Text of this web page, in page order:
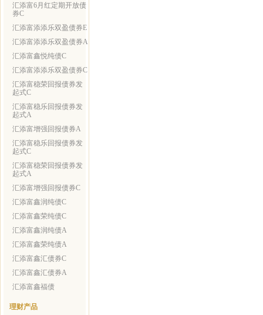
汇添富6月红定期开放债
券C
汇添富添添乐双盈债券E
汇添富添添乐双盈债券A
汇添富鑫悦纯债C
汇添富添添乐双盈债券C
汇添富稳荣回报债券发
起式C
汇添富稳乐回报债券发
起式A
汇添富增强回报债券A
汇添富稳乐回报债券发
起式C
汇添富稳荣回报债券发
起式A
汇添富增强回报债券C
汇添富鑫润纯债C
汇添富鑫荣纯债C
汇添富鑫润纯债A
汇添富鑫荣纯债A
汇添富鑫汇债券C
汇添富鑫汇债券A
汇添富鑫福债
理财产品